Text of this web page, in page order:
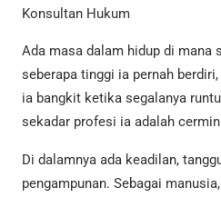
Konsultan Hukum
Ada masa dalam hidup di mana
seberapa tinggi ia pernah
ia bangkit ketika segalanya
sekadar profesi ia adalah
Di dalamnya ada keadilan,
pengampunan. Sebagai